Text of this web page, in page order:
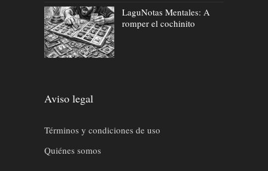
LaguNotas Mentales: A
romper el cochinito
Aviso legal
Términos y condiciones de uso
Quiénes somos